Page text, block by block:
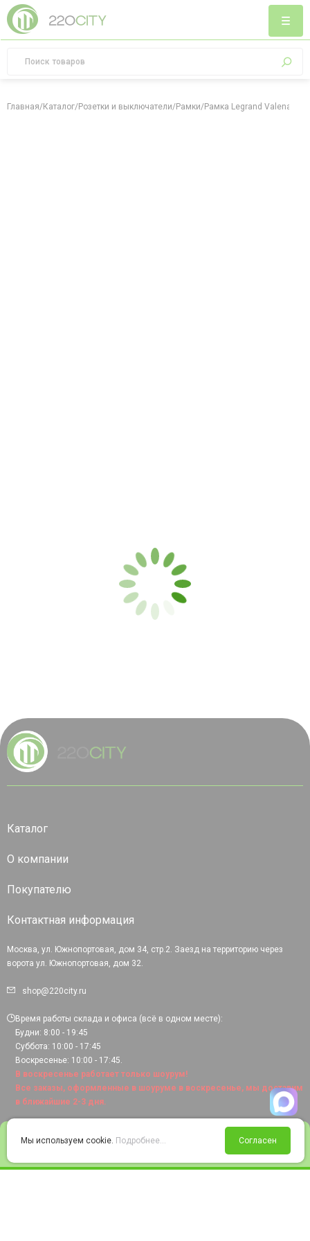
Войти Избранное Корзина
Главная/Каталог/Розетки и выключатели/Рамки/Рамка Legrand Valena
Каталог
О компании
Покупателю
Контактная информация
Москва, ул. Южнопортовая, дом 34, стр.2. Заезд на территорию через
ворота ул. Южнопортовая, дом 32.
shop@220city.ru
Время работы склада и офиса (всё в одном месте):
Будни: 8:00 - 19:45
Суббота: 10:00 - 17:45
Воскресенье: 10:00 - 17:45.
В воскресенье работает только шоурум!
Все заказы, оформленные в шоуруме в воскресенье, мы доставим
в ближайшие 2-3 дня.
Мы используем cookie. Подробнее... Согласен